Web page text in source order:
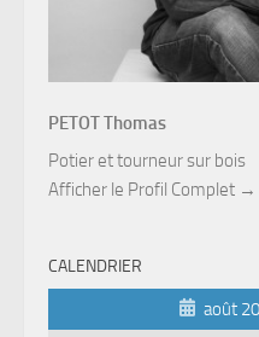
PETOT Thomas
Potier et tourneur sur bois
Afficher le Profil Complet →
CALENDRIER
août